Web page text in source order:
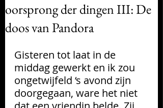
oorsprong der dingen III: De
doos van Pandora
Gisteren tot laat in de
middag gewerkt en ik zou
ongetwijfeld ‘s avond zijn
doorgegaan, ware het niet